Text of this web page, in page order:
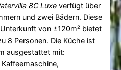
8C Luxe verfügt über
und zwei Bädern. Diese
von ±120m² bietet
8 Personen. Die Küche ist
ausgestattet mit: